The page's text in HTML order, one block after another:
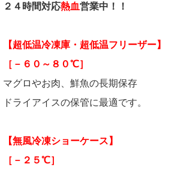
２４時間対応熱血営業中！！
【超低温冷凍庫・超低温フリーザー】
［－６０～８０℃］
マグロやお肉、鮮魚の長期保存
ドライアイスの保管に最適です。
【無風冷凍ショーケース】
［－２５℃］